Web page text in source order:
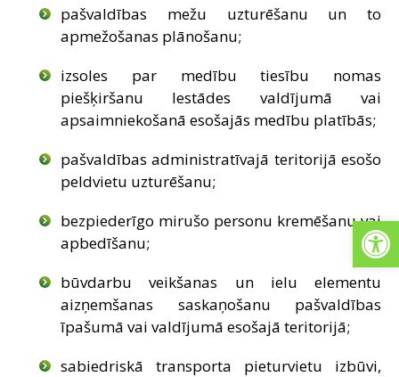
pašvaldības mežu uzturēšanu un to
apmežošanas plānošanu;
izsoles par medību tiesību nomas
piešķiršanu Iestādes valdījumā vai
apsaimniekošanā esošajās medību platībās;
pašvaldības administratīvajā teritorijā esošo
peldvietu uzturēšanu;
bezpiederīgo mirušo personu kremēšanu vai
apbedīšanu;
būvdarbu veikšanas un ielu elementu
aizņemšanas saskaņošanu pašvaldības
īpašumā vai valdījumā esošajā teritorijā;
sabiedriskā transporta pieturvietu izbūvi,